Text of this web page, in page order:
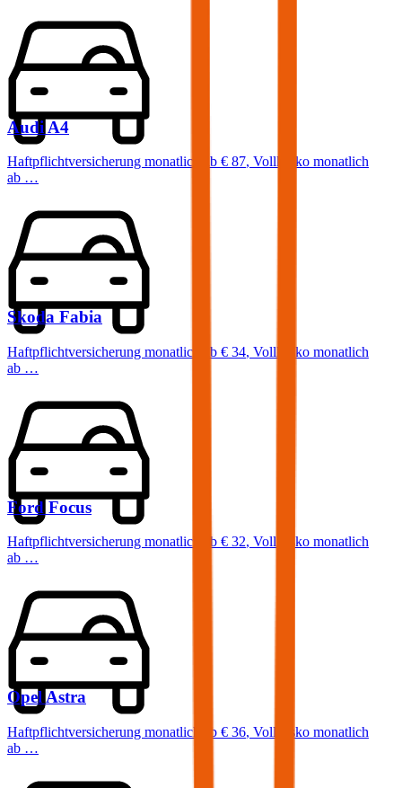
Audi A4
Haftpflichtversicherung monatlich ab € 87, Vollkasko monatlich
ab …
Skoda Fabia
Haftpflichtversicherung monatlich ab € 34, Vollkasko monatlich
ab …
Ford Focus
Haftpflichtversicherung monatlich ab € 32, Vollkasko monatlich
ab …
Opel Astra
Haftpflichtversicherung monatlich ab € 36, Vollkasko monatlich
ab …